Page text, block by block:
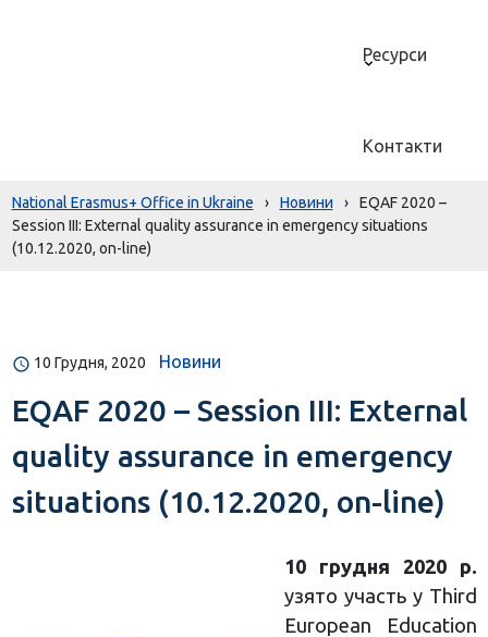
Ресурси
Контакти
National Erasmus+ Office in Ukraine › Новини ›
EQAF 2020 –
Session III: External quality assurance in emergency situations
(10.12.2020, on-line)
10 Грудня, 2020 Новини
EQAF 2020 – Session III: External
quality assurance in emergency
situations (10.12.2020, on-line)
10 грудня 2020 р.
узято участь у Third
European Education